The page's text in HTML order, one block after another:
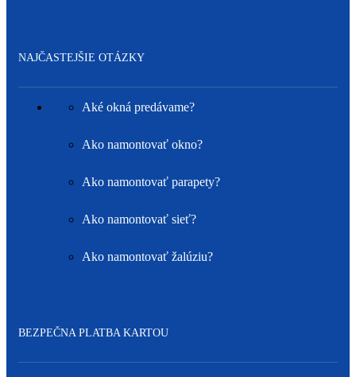
NAJČASTEJŠIE OTÁZKY
Aké okná predávame?
Ako namontovať okno?
Ako namontovať parapety?
Ako namontovať sieť?
Ako namontovať žalúziu?
BEZPEČNA PLATBA KARTOU